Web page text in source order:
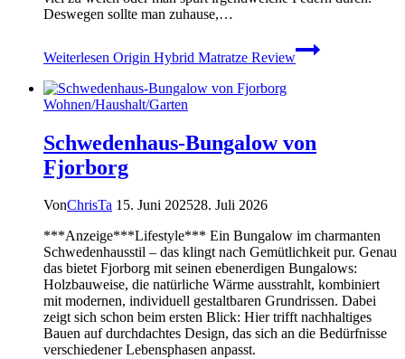
Deswegen sollte man zuhause,…
Weiterlesen Origin Hybrid Matratze Review
Wohnen/Haushalt/Garten
Schwedenhaus-Bungalow von
Fjorborg
VonChrisTa 15. Juni 202528. Juli 2026
***Anzeige***Lifestyle*** Ein Bungalow im charmanten
Schwedenhausstil – das klingt nach Gemütlichkeit pur. Genau
das bietet Fjorborg mit seinen ebenerdigen Bungalows:
Holzbauweise, die natürliche Wärme ausstrahlt, kombiniert
mit modernen, individuell gestaltbaren Grundrissen. Dabei
zeigt sich schon beim ersten Blick: Hier trifft nachhaltiges
Bauen auf durchdachtes Design, das sich an die Bedürfnisse
verschiedener Lebensphasen anpasst.